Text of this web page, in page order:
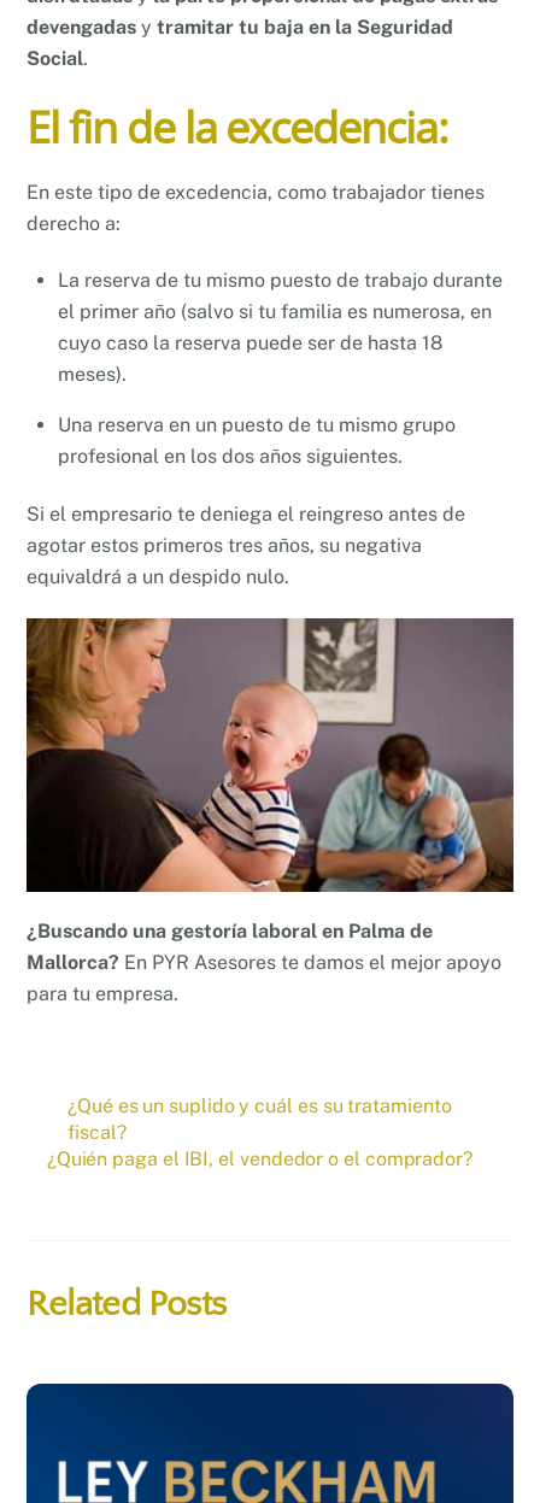
devengadas ytramitar tu baja en la Seguridad
Social.
El fin de la excedencia:
En este tipo de excedencia, como trabajador tienes
derecho a:
La reserva de tu mismo puesto de trabajo durante
el primer año (salvo si tu familia es numerosa, en
cuyo caso la reserva puede ser de hasta 18
meses).
Una reserva en un puesto de tu mismo grupo
profesional en los dos años siguientes.
Si el empresario te deniega el reingreso antes de
agotar estos primeros tres años, su negativa
equivaldrá a un despido nulo.
¿Buscando una gestoría laboral en Palma de
Mallorca? En PYR Asesores te damos el mejor apoyo
para tu empresa.
¿Qué es un suplido y cuál es su tratamiento
fiscal?
¿Quién paga el IBI, el vendedor o el comprador?
Related Posts